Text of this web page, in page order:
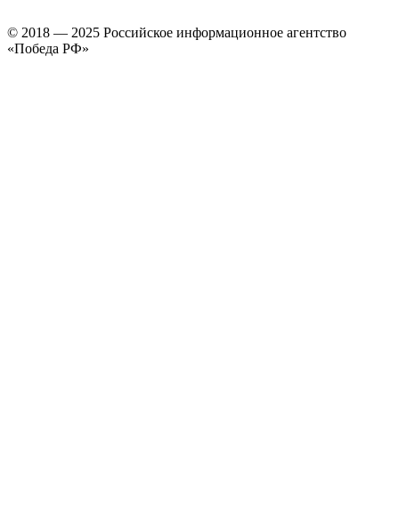
© 2018 — 2025 Российское информационное агентство
«Победа РФ»